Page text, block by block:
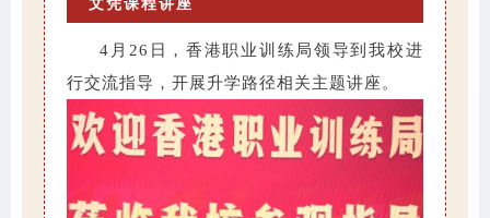
文凭课程讲座
4月26日，香港职业训练局领导到我校进
行交流指导，开展升学路径相关主题讲座。